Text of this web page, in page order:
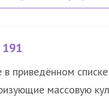
приведённом
массовую